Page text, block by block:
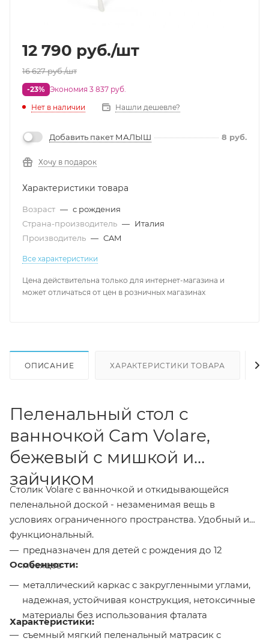
12 790 руб./шт
16 627руб./шт
-23% Экономия 3 837 руб.
Нет в наличии
Нашли дешевле?
Добавить пакет МАЛЫШ 8 руб.
Хочу в подарок
Характеристики товара
Возраст — с рождения
Страна-производитель — Италия
Производитель — CAM
Все характеристики
Цена действительна только для интернет-магазина и
может отличаться от цен в розничных магазинах
ОПИСАНИЕ ХАРАКТЕРИСТИКИ ТОВАРА
Пеленальный стол с
ванночкой Cam Volare,
бежевый с мишкой и
зайчиком
Столик Volare с ванночкой и откидывающейся
пеленальной доской - незаменимая вещь в
условиях ограниченного пространства. Удобный и
функциональный.
Особенности:
предназначен для детей с рождения до 12
месяцев
металлический каркас с закругленными углами,
надежная, устойчивая конструкция, нетоксичные
материалы без использования фталата
съемный мягкий пеленальный матрасик с
Характеристики: